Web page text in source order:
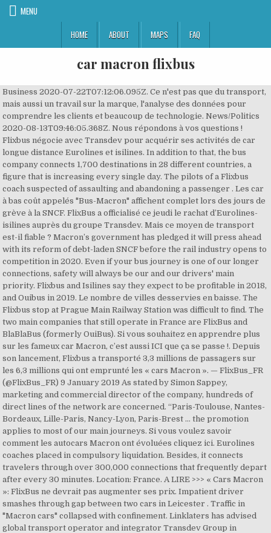
MENU
HOME
ABOUT MAPS FAQ
car macron flixbus
Business 2020-07-22T07:12:06.095Z. Ce n'est pas que du transport,
mais aussi un travail sur la marque, l'analyse des données pour
comprendre les clients et beaucoup de technologie. News/Politics
2020-08-13T09:46:05.368Z. Nous répondons à vos questions !
Flixbus négocie avec Transdev pour acquérir ses activités de car
longue distance Eurolines et isilines. In addition to that, the bus
company connects 1,700 destinations in 28 different countries, a
figure that is increasing every single day. The pilots of a Flixbus
coach suspected of assaulting and abandoning a passenger . Les car
à bas coût appelés "Bus-Macron" affichent complet lors des jours de
grève à la SNCF. FlixBus a officialisé ce jeudi le rachat d’Eurolines-
isilines auprès du groupe Transdev. Mais ce moyen de transport
est-il fiable ? Macron’s government has pledged it will press ahead
with its reform of debt-laden SNCF before the rail industry opens to
competition in 2020. Even if your bus journey is one of our longer
connections, safety will always be our and our drivers' main
priority. Flixbus and Isilines say they expect to be profitable in 2018,
and Ouibus in 2019. Le nombre de villes desservies en baisse. The
Flixbus stop at Prague Main Railway Station was difficult to find. The
two main companies that still operate in France are FlixBus and
BlaBlaBus (formerly OuiBus). Si vous souhaitez en apprendre plus
sur les fameux car Macron, c’est aussi ICI que ça se passe !. Depuis
son lancement, Flixbus a transporté 3,3 millions de passagers sur
les 6,3 millions qui ont emprunté les « cars Macron ». — FlixBus_FR
(@FlixBus_FR) 9 January 2019 As stated by Simon Sappey,
marketing and commercial director of the company, hundreds of
direct lines of the network are concerned. “Paris-Toulouse, Nantes-
Bordeaux, Lille-Paris, Nancy-Lyon, Paris-Brest … the promotion
applies to most of our main journeys. Si vous voulez savoir
comment les autocars Macron ont évoluées cliquez ici. Eurolines
coaches placed in compulsory liquidation. Besides, it connects
travelers through over 300,000 connections that frequently depart
after every 30 minutes. Location: France. A LIRE >>> « Cars Macron
»: FlixBus ne devrait pas augmenter ses prix. Impatient driver
smashes through gap between two cars in Leicester . Traffic in
"Macron cars" collapsed with confinement. Linklaters has advised
global transport operator and integrator Transdev Group in